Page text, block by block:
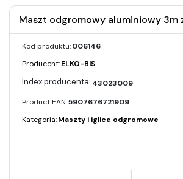
Maszt odgromowy aluminiowy 3m
Kod produktu:006146
Producent:ELKO-BIS
43023009
Product EAN:5907676721909
Kategoria:Maszty i iglice odgromowe